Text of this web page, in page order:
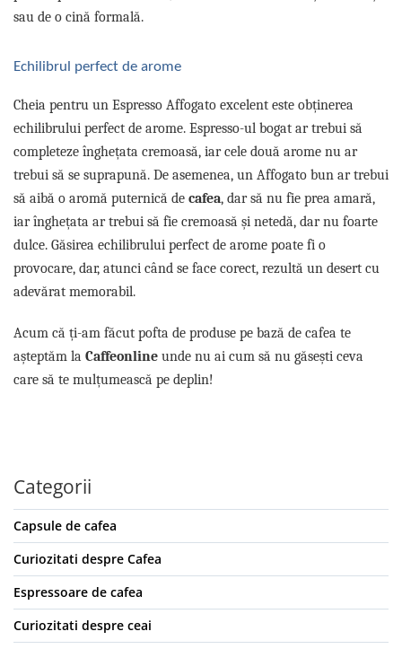
sau de o cină formală.
Echilibrul perfect de arome
Cheia pentru un Espresso Affogato excelent este obținerea
echilibrului perfect de arome. Espresso-ul bogat ar trebui să
completeze înghețata cremoasă, iar cele două arome nu ar
trebui să se suprapună. De asemenea, un Affogato bun ar trebui
să aibă o aromă puternică de cafea, dar să nu fie prea amară,
iar înghețata ar trebui să fie cremoasă și netedă, dar nu foarte
dulce. Găsirea echilibrului perfect de arome poate fi o
provocare, dar, atunci când se face corect, rezultă un desert cu
adevărat memorabil.
Acum că ți-am făcut pofta de produse pe bază de cafea te
așteptăm la Caffeonline unde nu ai cum să nu găsești ceva
care să te mulțumească pe deplin!
Categorii
Capsule de cafea
Curiozitati despre Cafea
Espressoare de cafea
Curiozitati despre ceai